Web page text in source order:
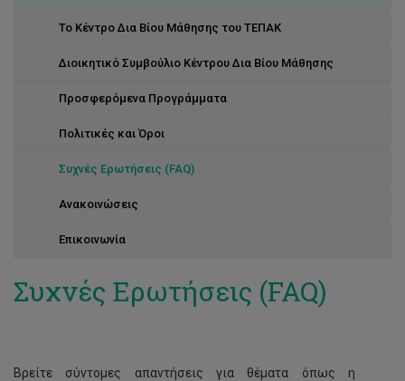
Το Κέντρο Δια Βίου Μάθησης του ΤΕΠΑΚ
Διοικητικό Συμβούλιο Κέντρου Δια Βίου Μάθησης
Προσφερόμενα Προγράμματα
Πολιτικές και Όροι
Συχνές Ερωτήσεις (FAQ)
Ανακοινώσεις
Επικοινωνία
Συχνές Ερωτήσεις (FAQ)
Βρείτε σύντομες απαντήσεις για θέματα όπως η